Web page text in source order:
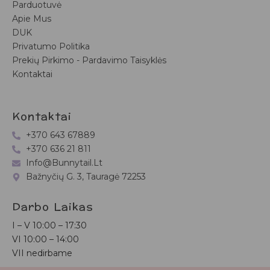
Parduotuvė
Apie Mus
DUK
Privatumo Politika
Prekių Pirkimo - Pardavimo Taisyklės
Kontaktai
Kontaktai
+370 643 67889
+370 636 21 811
Info@bunnytail.lt
Bažnyčių G. 3, Tauragė 72253
Darbo Laikas
I – V 10:00 – 17:30
VI 10:00 – 14:00
VII nedirbame